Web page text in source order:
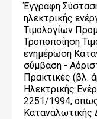
Έγγραφη
ηλεκτρικής
Τιμολογίων
Τροποποίηση
ενημέρωση
σύμβαση -
Πρακτικές (βλ.
Ηλεκτρικής
2251/1994,
Καταναλωτικής